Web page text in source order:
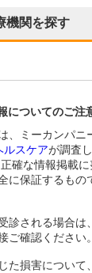
機関を探す
についてのご注
、ミーカンパニ
ルスケアが調査
確な情報掲載に
に保証するもの
診される場合は
ご確認ください。
た損害について